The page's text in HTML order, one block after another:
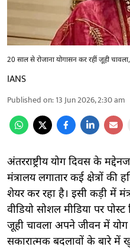
20 साल से रोजाना योगासन कर रहीं जूही
IANS
Published on:13 Jun 2026, 2:30 am
अंतरराष्ट्रीय योग दिवस के
मंत्रालय लगातार कई क्षेत्रों की
शेयर कर रहा है। इसी कड़ी में
वीडियो सोशल मीडिया पर
जूही चावला अपने जीवन में
सकारात्मक बदलावों के बारे